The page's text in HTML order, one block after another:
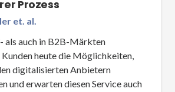
Prozess
et. al.
als auch in B2B-Märkten
heute die Möglichkeiten,
digitalisierten Anbietern
und erwarten diesen Service auch